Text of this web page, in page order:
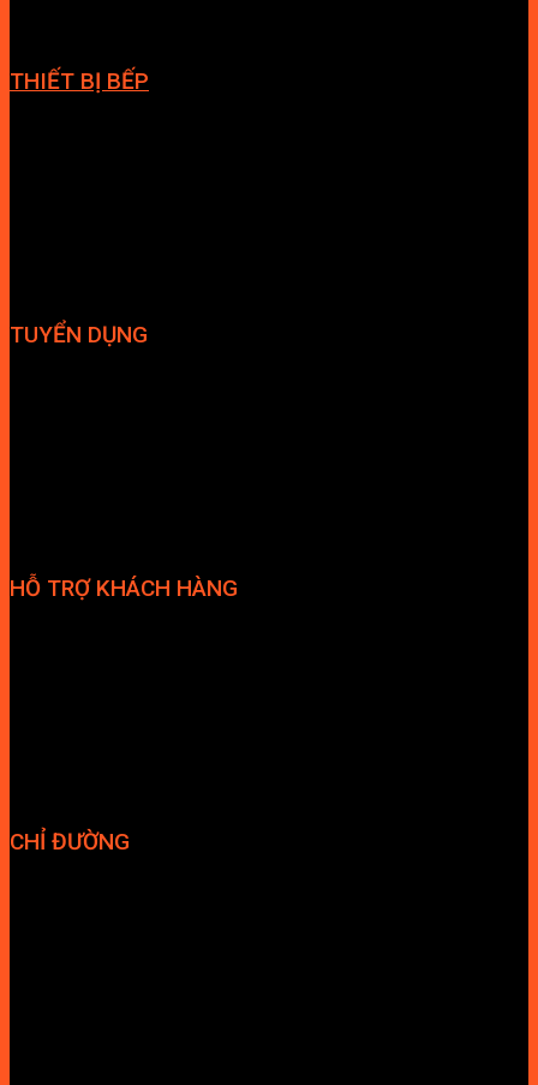
THIẾT BỊ BẾP
TUYỂN DỤNG
HỖ TRỢ KHÁCH HÀNG
CHỈ ĐƯỜNG